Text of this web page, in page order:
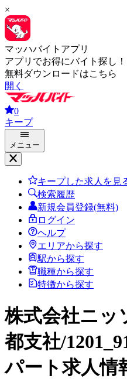
×
マッハバイトアプリ
アプリでお得にバイト探し！
無料ダウンロードはこちら
開く
0
キープ
メニュー
キープした求人を見
検索履歴
新規会員登録(無料)
ログイン
ヘルプ
エリアから探す
駅から探す
職種から探す
特徴から探す
株式会社ニ
都支社/
パート求人情